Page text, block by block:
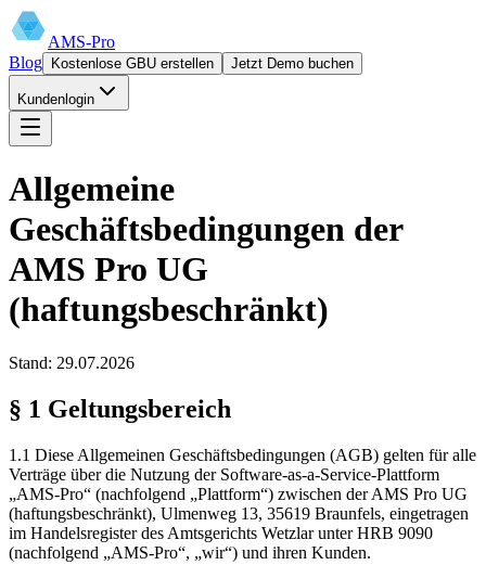
AMS-Pro
Blog
Kostenlose GBU erstellen Jetzt Demo buchen
Kundenlogin
Allgemeine
Geschäftsbedingungen der
AMS Pro UG
(haftungsbeschränkt)
Stand: 29.07.2026
§ 1 Geltungsbereich
1.1 Diese Allgemeinen Geschäftsbedingungen (AGB) gelten für alle
Verträge über die Nutzung der Software-as-a-Service-Plattform
„AMS-Pro“ (nachfolgend „Plattform“) zwischen der AMS Pro UG
(haftungsbeschränkt), Ulmenweg 13, 35619 Braunfels, eingetragen
im Handelsregister des Amtsgerichts Wetzlar unter HRB 9090
(nachfolgend „AMS-Pro“, „wir“) und ihren Kunden.